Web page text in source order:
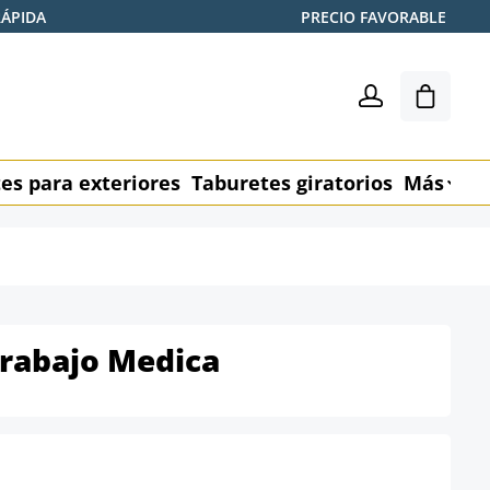
PRECIO FAVORABLE
El
para exteriores Taburetes giratorios Más
Medica